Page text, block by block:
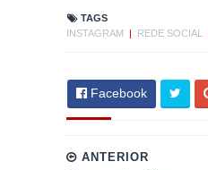
TAGS
INSTAGRAM
REDE SOCIAL
Facebook
ANTERIOR